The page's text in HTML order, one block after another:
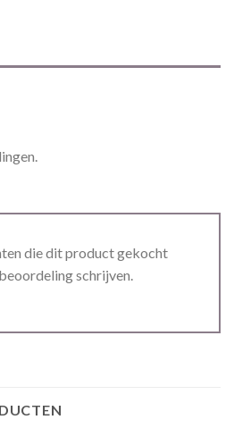
die dit product gekocht
schrijven.